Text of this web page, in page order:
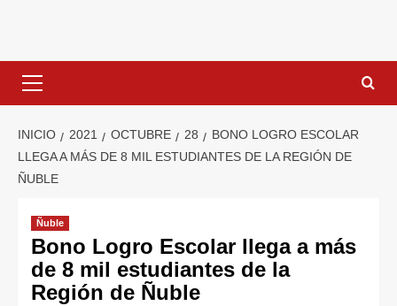
INICIO 2021 OCTUBRE 28
BONO LOGRO ESCOLAR
LLEGA A MÁS DE 8 MIL ESTUDIANTES DE LA REGIÓN DE
ÑUBLE
Ñuble
Bono Logro Escolar llega a más
de 8 mil estudiantes de la
Región de Ñuble